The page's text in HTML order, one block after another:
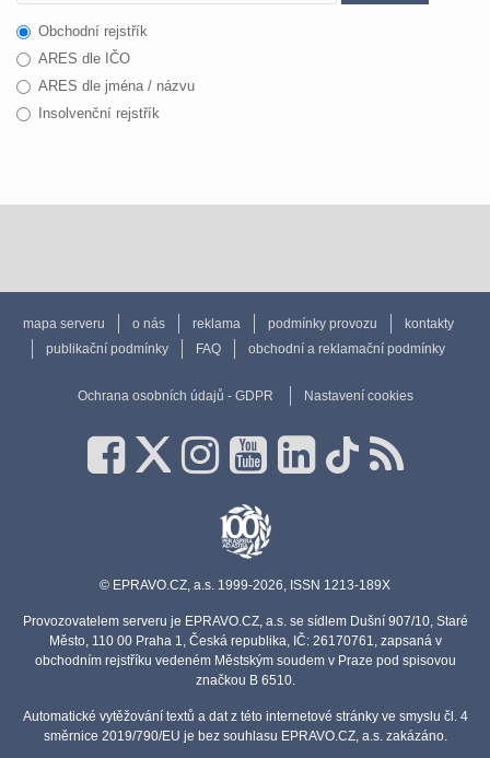
Obchodní rejstřík
ARES dle IČO
ARES dle jména / názvu
Insolvenční rejstřík
mapa serveru o nás reklama podmínky provozu
kontakty
publikační podmínky
FAQ obchodní a reklamační podmínky
Ochrana osobních údajů - GDPR Nastavení cookies
© EPRAVO.CZ, a.s. 1999-2026, ISSN 1213-189X
Provozovatelem serveru je EPRAVO.CZ, a.s. se sídlem Dušní 907/10, Staré
Město, 110 00 Praha 1, Česká republika, IČ: 26170761, zapsaná v
obchodním rejstříku vedeném Městským soudem v Praze pod spisovou
značkou B 6510.
Automatické vytěžování textů a dat z této internetové stránky ve smyslu čl. 4
směrnice 2019/790/EU je bez souhlasu EPRAVO.CZ, a.s. zakázáno.